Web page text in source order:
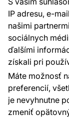
IP adresu, e-
našimi
sociálnych
ďalšími
získali pri
Máte možnosť
preferencií,
je nevyhnutne
zmeniť
Sme tu pre vás
týždni
+420 777
Vavex 1990
Dělostřelecká
Ďalšie kontakty